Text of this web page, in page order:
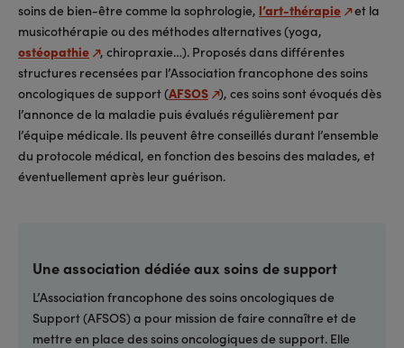
soins de bien-être comme la sophrologie, l’art-thérapie et la
musicothérapie ou des méthodes alternatives (yoga,
ostéopathie , chiropraxie…). Proposés dans différentes
structures recensées par l’Association francophone des soins
oncologiques de support (AFSOS ), ces soins sont évoqués dès
l’annonce de la maladie puis évalués régulièrement par
l’équipe médicale. Ils peuvent être conseillés durant l’ensemble
du protocole médical, en fonction des besoins des malades, et
éventuellement après leur guérison.
Une association dédiée aux soins de support
L’Association francophone des soins oncologiques de
Support (AFSOS) a pour mission de faire connaître et de
mettre en place des soins oncologiques de support. Elle